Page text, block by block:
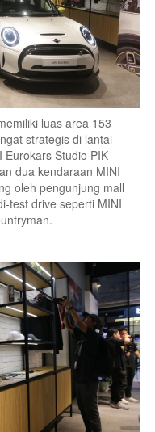
luas area 153
strategis di lantai
Studio PIK
dua kendaraan MINI
oleh pengunjung mall
test drive seperti MINI